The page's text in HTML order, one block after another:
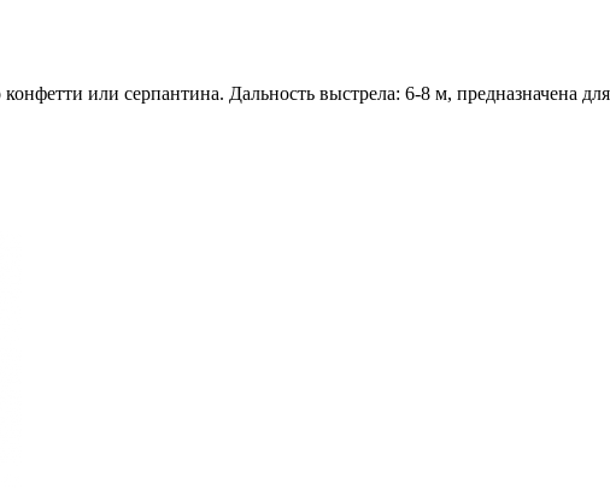
или серпантина. Дальность выстрела: 6-8 м, предназначена